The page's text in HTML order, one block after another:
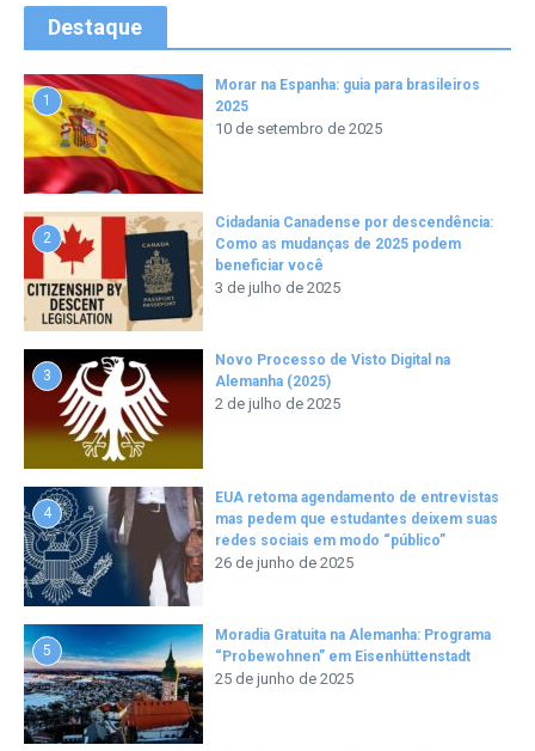
Destaque
1
Morar na Espanha: guia para brasileiros
2025
10 de setembro de 2025
2
Cidadania Canadense por descendência:
Como as mudanças de 2025 podem
beneficiar você
3 de julho de 2025
3
Novo Processo de Visto Digital na
Alemanha (2025)
2 de julho de 2025
4
EUA retoma agendamento de entrevistas
mas pedem que estudantes deixem suas
redes sociais em modo “público”
26 de junho de 2025
5
Moradia Gratuita na Alemanha: Programa
“Probewohnen” em Eisenhüttenstadt
25 de junho de 2025